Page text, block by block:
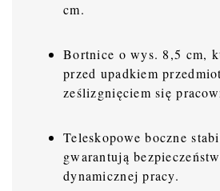
cm.
Bortnice o wys. 8,5 cm,
przed upadkiem
ześlizgnięciem się
Teleskopowe boczne
gwarantują
dynamicznej pracy.